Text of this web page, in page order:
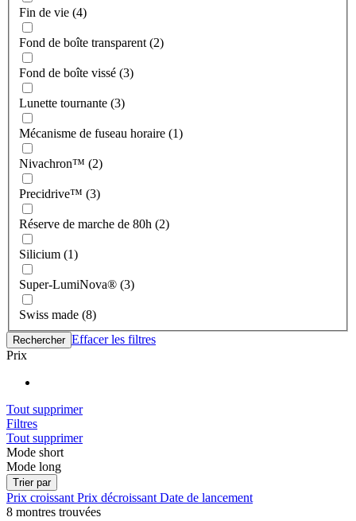
Fin de vie (4)
Fond de boîte transparent (2)
Fond de boîte vissé (3)
Lunette tournante (3)
Mécanisme de fuseau horaire (1)
Nivachron™ (2)
Precidrive™ (3)
Réserve de marche de 80h (2)
Silicium (1)
Super-LumiNova® (3)
Swiss made (8)
Rechercher Effacer les filtres
Prix
Tout supprimer
Filtres
Tout supprimer
Mode short
Mode long
Trier par
Prix croissantPrix décroissantDate de lancement
8 montres trouvées